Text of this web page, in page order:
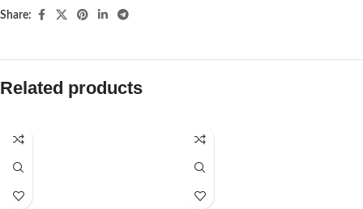
Share:
Related products